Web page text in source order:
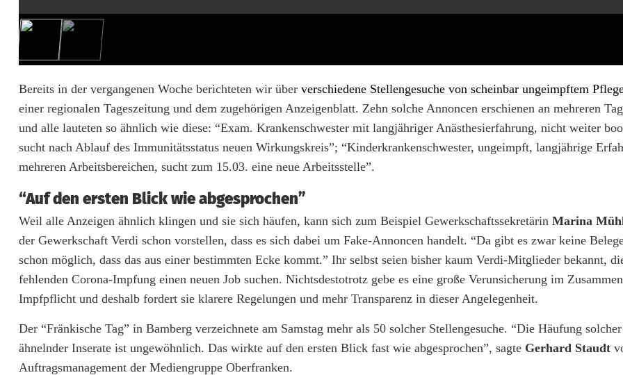
c
h
t
e
i
l
f
e
r
u
f
e
Bereits in der vergangenen Woche berichteten wir über verschiedene Stellengesuche von scheinbar ungeimpftem
einer regionalen Tageszeitung und dem zugehörigen Anzeigenblatt. Zehn solche Annoncen erschienen an mehreren
und alle lauteten so ähnlich wie diese: “Exam. Krankenschwester mit langjähriger Anästhesierfahrung, nicht weiter
sucht nach Ablauf des Immunitätsstatus neuen Wirkungskreis”; “Kinderkrankenschwester, ungeimpft, langjährige
mehreren Arbeitsbereichen, sucht zum 15.03. eine neue Arbeitsstelle”.
“Auf den ersten Blick wie abgesprochen”
Weil alle Anzeigen ähnlich klingen und sie sich häufen, kann sich zum Beispiel Gewerkschaftssekretärin Marina
der Gewerkschaft Verdi schon vorstellen, dass es sich dabei um Fake-Annoncen handelt. “Da gibt es zwar keine
schon möglich, dass das aus einer bestimmten Ecke kommt.” Ihr selbst seien bisher kaum Verdi-Mitglieder bekannt,
fehlenden Corona-Impfung einen neuen Job suchen. Nichtsdestotrotz gebe es eine große Verunsicherung im
Impfpflicht und deshalb fordert sie klarere Regelungen und mehr Transparenz in dieser Angelegenheit.
Der “Fränkische Tag” in Bamberg verzeichnete am Samstag mehr als 50 solcher Stellengesuche. “Die Häufung
ähnelnder Inserate ist ungewöhnlich. Das wirkte auf den ersten Blick fast wie abgesprochen”, sagte Gerhard Staudt
Auftragsmanagement der Mediengruppe Oberfranken.